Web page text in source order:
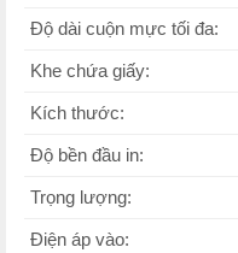
Độ dài cuộn mực tối đa:
Khe chứa giấy:
Kích thước:
Độ bền đầu in:
Trọng lượng:
Điện áp vào: